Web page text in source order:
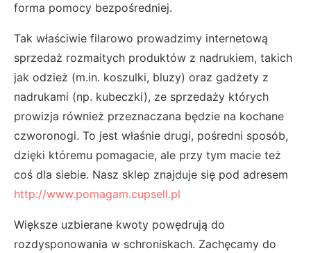
forma pomocy bezpośredniej.
Tak właściwie filarowo prowadzimy internetową
sprzedaż rozmaitych produktów z nadrukiem, takich
jak odzież (m.in. koszulki, bluzy) oraz gadżety z
nadrukami (np. kubeczki), ze sprzedaży których
prowizja również przeznaczana będzie na kochane
czworonogi. To jest właśnie drugi, pośredni sposób,
dzięki któremu pomagacie, ale przy tym macie też
coś dla siebie. Nasz sklep znajduje się pod adresem
http://www.pomagam.cupsell.pl
Większe uzbierane kwoty powędrują do
rozdysponowania w schroniskach. Zachęcamy do